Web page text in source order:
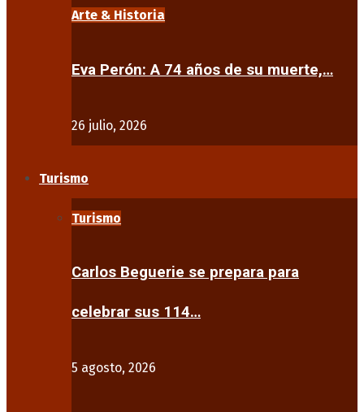
Arte & Historia
Eva Perón: A 74 años de su muerte,…
26 julio, 2026
Turismo
Turismo
Carlos Beguerie se prepara para
celebrar sus 114…
5 agosto, 2026